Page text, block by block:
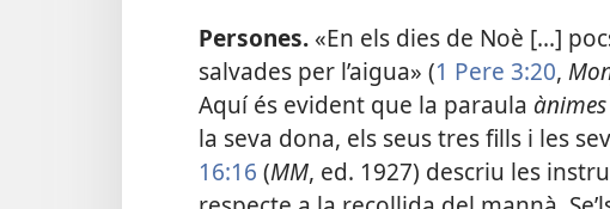
Persones. «En els dies de Noè [...]
salvades per l’aigua» (1 Pere 3:20,
Aquí és evident que la paraula ànimes
la seva dona, els seus tres fills i les
16:16 (MM, ed. 1927) descriu les